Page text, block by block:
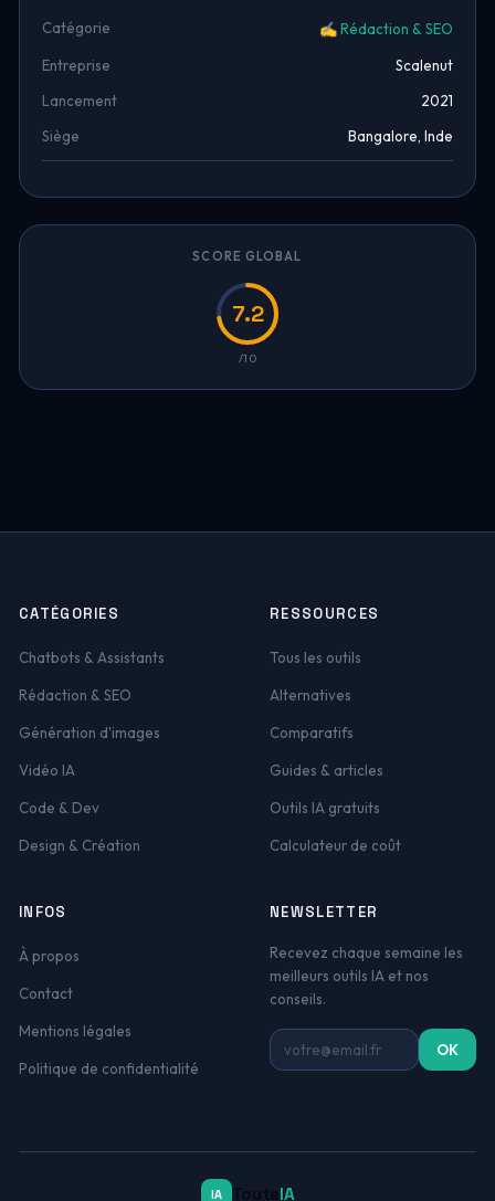
Catégorie ✍️ Rédaction & SEO
Entreprise
Scalenut
Lancement
2021
Siège
Bangalore, Inde
SCORE GLOBAL
7.2
/10
CATÉGORIES
Chatbots & Assistants
Rédaction & SEO
Génération d'images
Vidéo IA
Code & Dev
Design & Création
RESSOURCES
Tous les outils
Alternatives
Comparatifs
Guides & articles
Outils IA gratuits
Calculateur de coût
INFOS
À propos
Contact
Mentions légales
Politique de confidentialité
NEWSLETTER
Recevez chaque semaine les
meilleurs outils IA et nos
conseils.
Adresse email OK
IA Toute IA